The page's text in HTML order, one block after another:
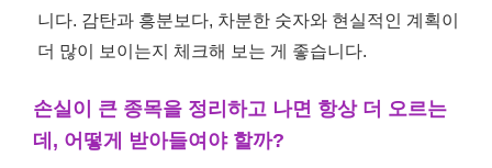
니다. 감탄과 흥분보다, 차분한 숫자와 현실적인 계획이
더 많이 보이는지 체크해 보는 게 좋습니다.
손실이 큰 종목을 정리하고 나면 항상 더 오르는
데, 어떻게 받아들여야 할까?